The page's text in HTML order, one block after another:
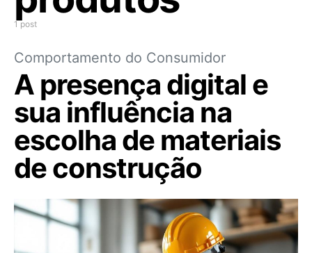
1 post
Comportamento do Consumidor
A presença digital e
sua influência na
escolha de materiais
de construção